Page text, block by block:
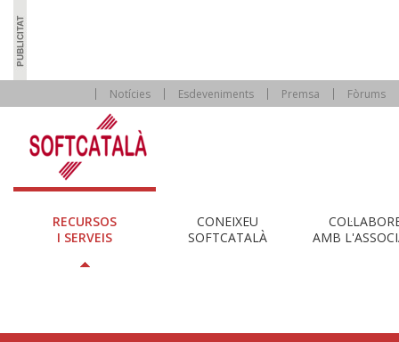
Notícies Esdeveniments Premsa Fòrums
RECURSOS
I SERVEIS
CONEIXEU
SOFTCATALÀ
AMB